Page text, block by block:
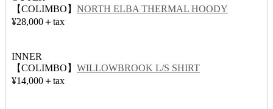
【COLIMBO】 NORTH ELBA THERMAL HOODY
¥28,000＋tax
INNER
【COLIMBO】 WILLOWBROOK L/S SHIRT
¥14,000＋tax